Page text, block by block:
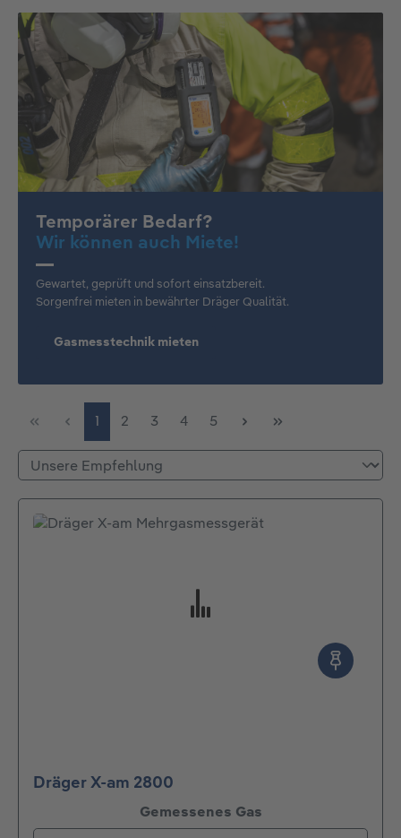
Temporärer Bedarf?
Wir können auch Miete!
Gewartet, geprüft und sofort einsatzbereit.
Sorgenfrei mieten in bewährter Dräger Qualität.
Gasmesstechnik mieten
SeiteSeite
2 Seite
3 Seite
4 Seite
5
Dräger X-am 2800
Gemessenes Gasauswählen